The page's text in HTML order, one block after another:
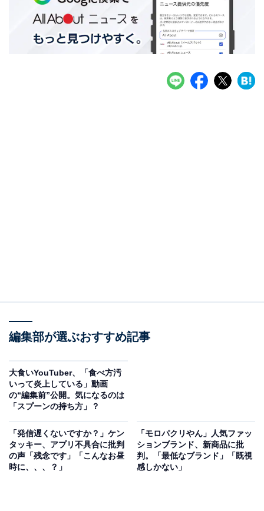
編集部が選ぶおすすめ記事
大食いYouTuber、「食べ方汚
いって炎上している」動画
の“編集前”公開。気になるのは
「スプーンの持ち方」？
「発信遅くないですか？」ケン
タッキー、アプリ不具合に批判
の声「残念です」「こんなお昼
時に、、、？」
「モロパクリやん」人気ファッ
ションブランド、新商品に批
判。「最低なブランド」「既視
感しかない」